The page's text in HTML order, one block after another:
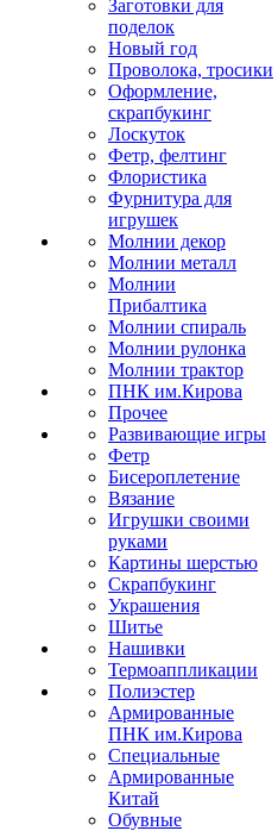
Заготовки для
поделок
Новый год
Проволока, тросики
Оформление,
скрапбукинг
Лоскуток
Фетр, фелтинг
Флористика
Фурнитура для
игрушек
Молнии декор
Молнии металл
Молнии
Прибалтика
Молнии спираль
Молнии рулонка
Молнии трактор
ПНК им.Кирова
Прочее
Развивающие игры
Фетр
Бисероплетение
Вязание
Игрушки своими
руками
Картины шерстью
Скрапбукинг
Украшения
Шитье
Нашивки
Термоаппликации
Полиэстер
Армированные
ПНК им.Кирова
Специальные
Армированные
Китай
Обувные